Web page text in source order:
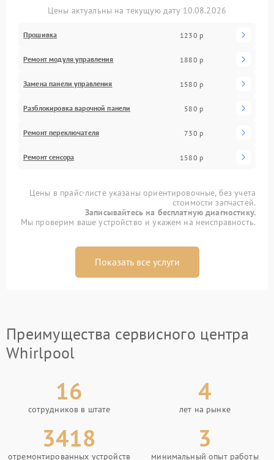
Цены актуальны на текущую дату 10.08.2026
Прошивка 1230 р
Ремонт модуля управления 1880 р
Замена панели управления 1580 р
Разблокировка варочной панели 580 р
Ремонт переключателя 730 р
Ремонт сенсора 1580 р
Цены в прайс-листе указаны ориентировочные, без учета
стоимости запчастей.
Записывайтесь на бесплатную диагностику.
Мы проверим ваше устройство и укажем на неисправность.
Показать все услуги
Преимущества сервисного центра
Whirlpool
16
сотрудников в штате
4
лет на рынке
3418
отремонтированных устройств
3
минимальный опыт работы